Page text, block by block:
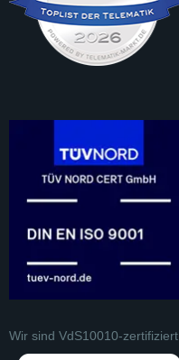
Wir sind VdS10010-zertifiziert